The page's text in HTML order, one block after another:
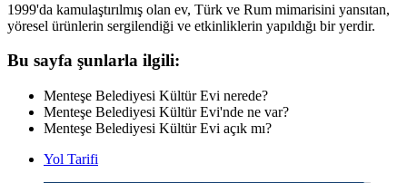
1999'da kamulaştırılmış olan ev, Türk ve Rum mimarisini yansıtan,
yöresel ürünlerin sergilendiği ve etkinliklerin yapıldığı bir yerdir.
Bu sayfa şunlarla ilgili:
Menteşe Belediyesi Kültür Evi nerede?
Menteşe Belediyesi Kültür Evi'nde ne var?
Menteşe Belediyesi Kültür Evi açık mı?
Yol Tarifi